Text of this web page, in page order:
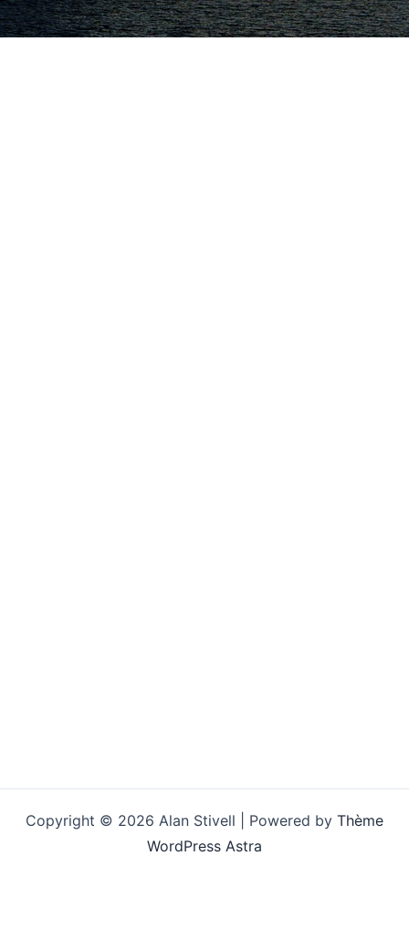
Copyright © 2026 Alan Stivell | Powered by Thème
WordPress Astra